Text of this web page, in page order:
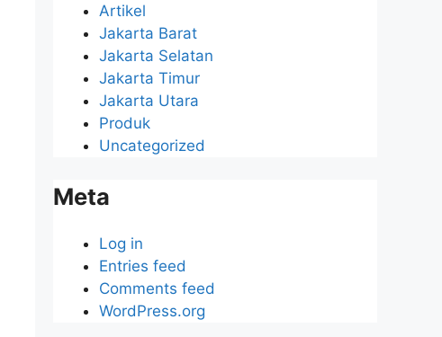
Artikel
Jakarta Barat
Jakarta Selatan
Jakarta Timur
Jakarta Utara
Produk
Uncategorized
Meta
Log in
Entries feed
Comments feed
WordPress.org